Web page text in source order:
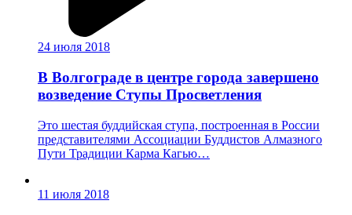
24 июля 2018
В Волгограде в центре города завершено
возведение Ступы Просветления
Это шестая буддийская ступа, построенная в России
представителями Ассоциации Буддистов Алмазного
Пути Традиции Карма Кагью…
11 июля 2018